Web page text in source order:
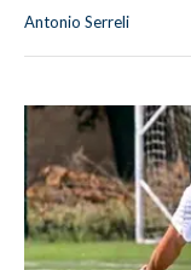
Antonio Serreli